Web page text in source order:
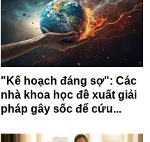
"Kế hoạch đáng sợ": Các
nhà khoa học đề xuất giải
pháp gây sốc để cứu...